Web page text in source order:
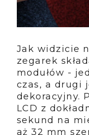
Jak widzicie
zegarek
modułów -
czas, a drugi
dekoracyjny.
LCD z
sekund na
aż 32 mm